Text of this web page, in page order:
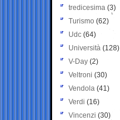
tredicesima (3)
Turismo (62)
Udc (64)
Università (128)
V-Day (2)
Veltroni (30)
Vendola (41)
Verdi (16)
Vincenzi (30)